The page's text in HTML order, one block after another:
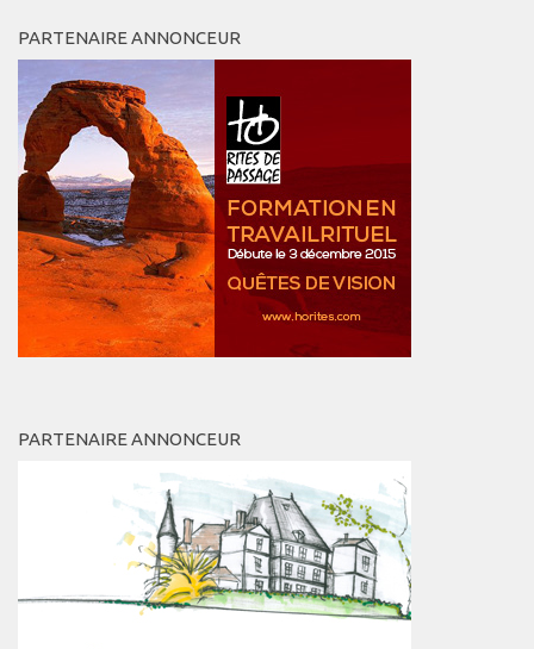
PARTENAIRE ANNONCEUR
PARTENAIRE ANNONCEUR